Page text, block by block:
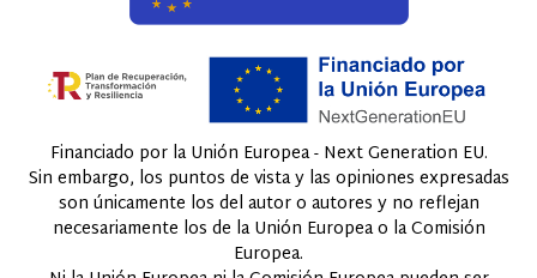
Financiado por la Unión Europea - Next Generation EU.
Sin embargo, los puntos de vista y las opiniones expresadas
son únicamente los del autor o autores y no reflejan
necesariamente los de la Unión Europea o la Comisión
Europea.